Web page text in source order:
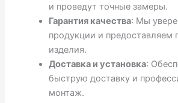
и проведут точные замеры.
Гарантия качества: Мы
продукции и предоставляем
изделия.
Доставка и установка:
быструю доставку и
монтаж.